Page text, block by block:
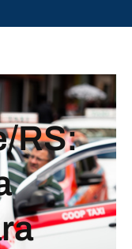
RS: